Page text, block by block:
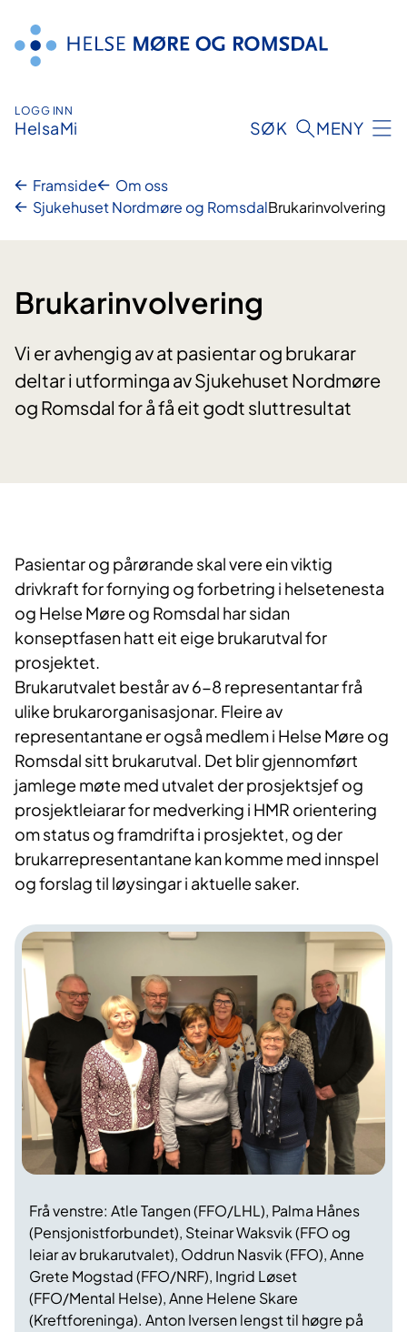
innhald
LOGG INN
HelsaMi SØK MENY
Framside
Om oss
Sjukehuset Nordmøre og RomsdalBrukarinvolvering
Brukarinvolvering
Vi er avhengig av at pasientar og brukarar
deltar i utforminga av Sjukehuset Nordmøre
og Romsdal for å få eit godt sluttresultat
Pasientar og pårørande skal vere ein viktig
drivkraft for fornying og forbetring i helsetenesta
og Helse Møre og Romsdal har sidan
konseptfasen hatt eit eige brukarutval for
prosjektet.
Brukarutvalet består av 6-8 representantar frå
ulike brukarorganisasjonar. Fleire av
representantane er også medlem i Helse Møre og
Romsdal sitt brukarutval. Det blir gjennomført
jamlege møte med utvalet der prosjektsjef og
prosjektleiarar for medverking i HMR orientering
om status og framdrifta i prosjektet, og der
brukarrepresentantane kan komme med innspel
og forslag til løysingar i aktuelle saker.
Frå venstre: Atle Tangen (FFO/LHL), Palma Hånes
(Pensjonistforbundet), Steinar Waksvik (FFO og
leiar av brukarutvalet), Oddrun Nasvik (FFO), Anne
Grete Mogstad (FFO/NRF), Ingrid Løset
(FFO/Mental Helse), Anne Helene Skare
(Kreftforeninga). Anton Iversen lengst til høgre på